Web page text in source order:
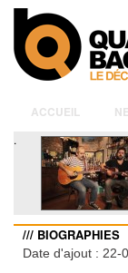
ACCUEIL
.
/// BIOGRAPHIES
Date d'ajout : 22-